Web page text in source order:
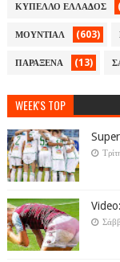
ΚΥΠΕΛΛΟ ΕΛΛΑΔΟΣ
ΜΟΥΝΤΙΑΛ (603)
ΠΑΡΑΞΕΝΑ (13)
WEEK'S TOP